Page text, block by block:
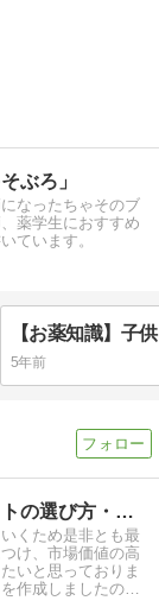
ぶろ」
なったちゃそのブ
薬学生におすすめ
ています。
5年前
猫でもわかる薬剤師転職サイトの選び方・考え方
くため是非とも最
け、市場価値の高
いと思っておりま
作成しましたので